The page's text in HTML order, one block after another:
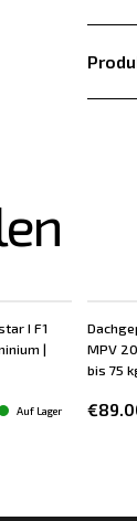
I F1
|
Auf Lager
MPV
bis 75